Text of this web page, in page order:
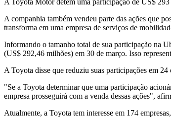
A companhia também vendeu parte das ações que
transforma em uma empresa de serviços de
Informando o tamanho total de sua participação na
(US$ 292,46 milhões) em 30 de março. Isso
A Toyota disse que reduziu suas participações em
"Se a Toyota determinar que uma participação
empresa prosseguirá com a venda dessas ações",
Atualmente, a Toyota tem interesse em 174